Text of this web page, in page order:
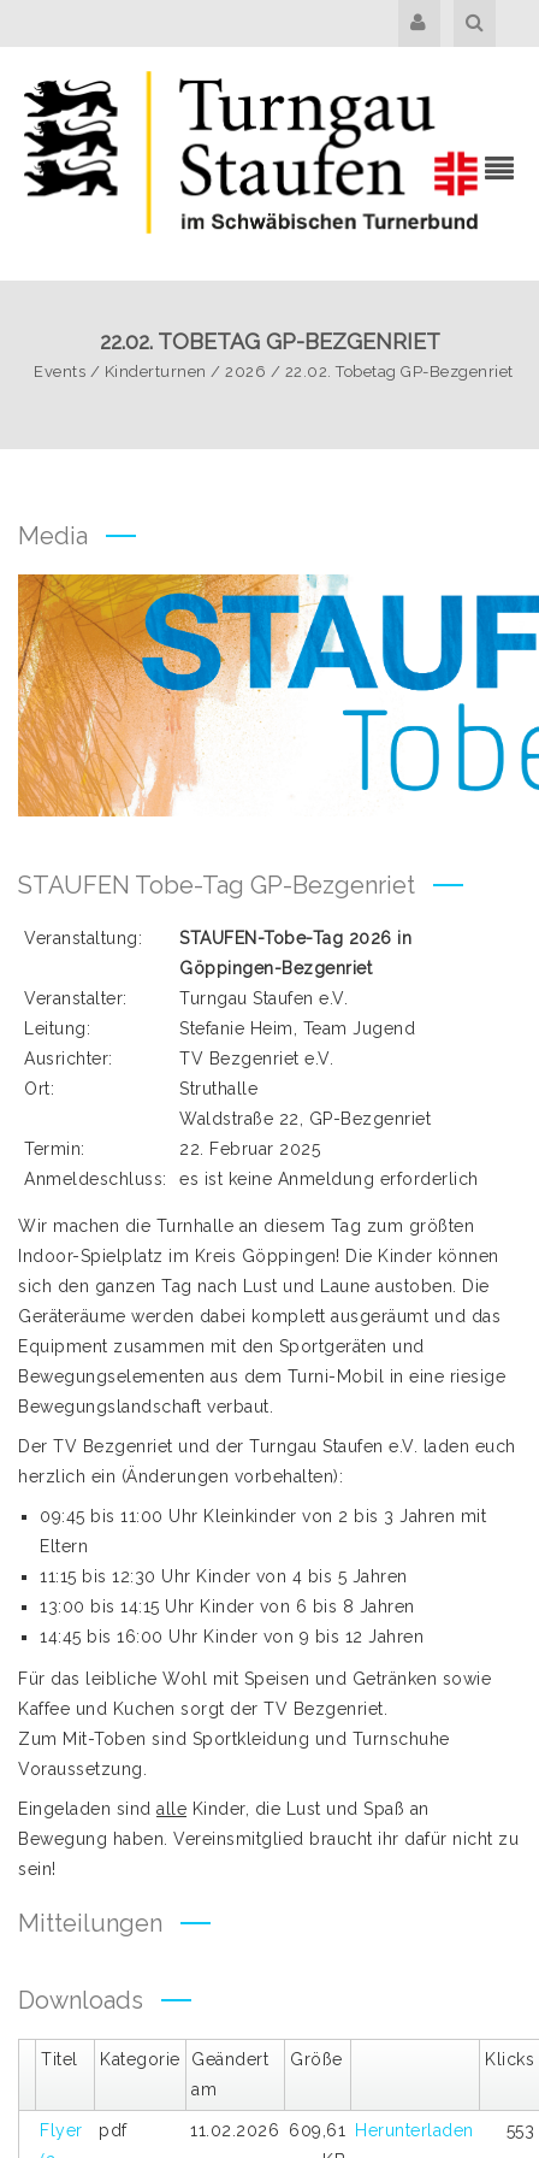
22.02. TOBETAG GP-BEZGENRIET
Events / Kinderturnen /2026 / 22.02. Tobetag GP-Bezgenriet
Media
STAUFEN Tobe-Tag GP-Bezgenriet
Veranstaltung:
STAUFEN-Tobe-Tag 2026 in
Göppingen-Bezgenriet
Veranstalter:
Turngau Staufen e.V.
Leitung:
Stefanie Heim, Team Jugend
Ausrichter:
TV Bezgenriet e.V.
Ort:
Struthalle
Waldstraße 22, GP-Bezgenriet
Termin:
22. Februar 2025
Anmeldeschluss:
es ist keine Anmeldung erforderlich
Wir machen die Turnhalle an diesem Tag zum größten
Indoor-Spielplatz im Kreis Göppingen! Die Kinder können
sich den ganzen Tag nach Lust und Laune austoben. Die
Geräteräume werden dabei komplett ausgeräumt und das
Equipment zusammen mit den Sportgeräten und
Bewegungselementen aus dem Turni-Mobil in eine riesige
Bewegungslandschaft verbaut.
Der TV Bezgenriet und der Turngau Staufen e.V. laden euch
herzlich ein (Änderungen vorbehalten):
09:45 bis 11:00 Uhr Kleinkinder von 2 bis 3 Jahren mit
Eltern
11:15 bis 12:30 Uhr Kinder von 4 bis 5 Jahren
13:00 bis 14:15 Uhr Kinder von 6 bis 8 Jahren
14:45 bis 16:00 Uhr Kinder von 9 bis 12 Jahren
Für das leibliche Wohl mit Speisen und Getränken sowie
Kaffee und Kuchen sorgt der TV Bezgenriet.
Zum Mit-Toben sind Sportkleidung und Turnschuhe
Voraussetzung.
Eingeladen sind alle Kinder, die Lust und Spaß an
Bewegung haben. Vereinsmitglied braucht ihr dafür nicht zu
sein!
Mitteilungen
Downloads
Titel Kategorie
Geändert
am
Größe Klicks
Flyer
pdf 11.02.2026
609,61
Herunterladen 553